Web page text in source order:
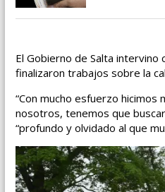
El Gobierno de Salta intervino
finalizaron trabajos sobre la
“Con mucho esfuerzo
nosotros, tenemos que
“profundo y olvidado al que